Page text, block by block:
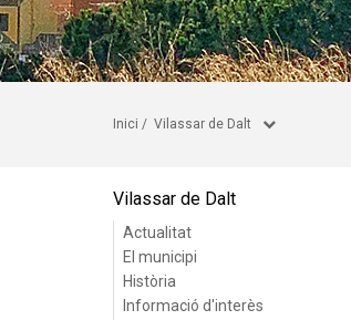
Inici / Vilassar de Dalt
Vilassar de Dalt
Actualitat
El municipi
Història
Informació d'interès